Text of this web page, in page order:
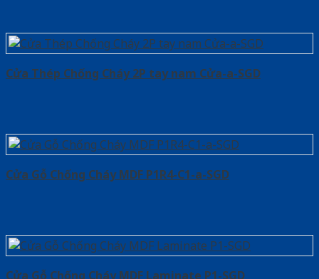
Cửa Thép Chống Cháy 2P tay nam Cửa-a-SGD
Cửa Gỗ Chống Cháy MDF P1R4-C1-a-SGD
Cửa Gỗ Chống Cháy MDF Laminate P1-SGD